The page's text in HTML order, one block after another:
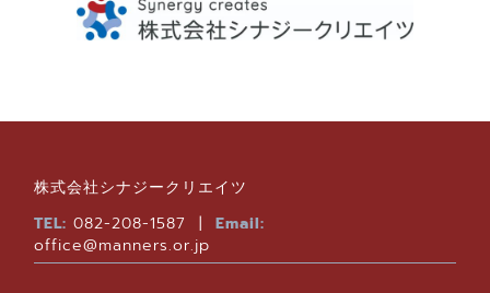
株式会社シナジークリエイツ
TEL: 082-208-1587 |Email:
office@manners.or.jp